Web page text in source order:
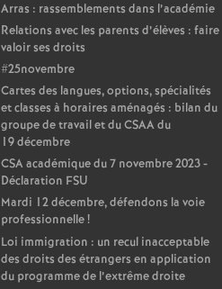
Arras : rassemblements dans l’académie
Relations avec les parents d’élèves : faire
valoir ses droits
#25novembre
Cartes des langues, options, spécialités
et classes à horaires aménagés : bilan du
groupe de travail et du CSAA du
19 décembre
CSA académique du 7 novembre 2023 -
Déclaration FSU
Mardi 12 décembre, défendons la voie
professionnelle!
Loi immigration : un recul inacceptable
des droits des étrangers en application
du programme de l’extrême droite